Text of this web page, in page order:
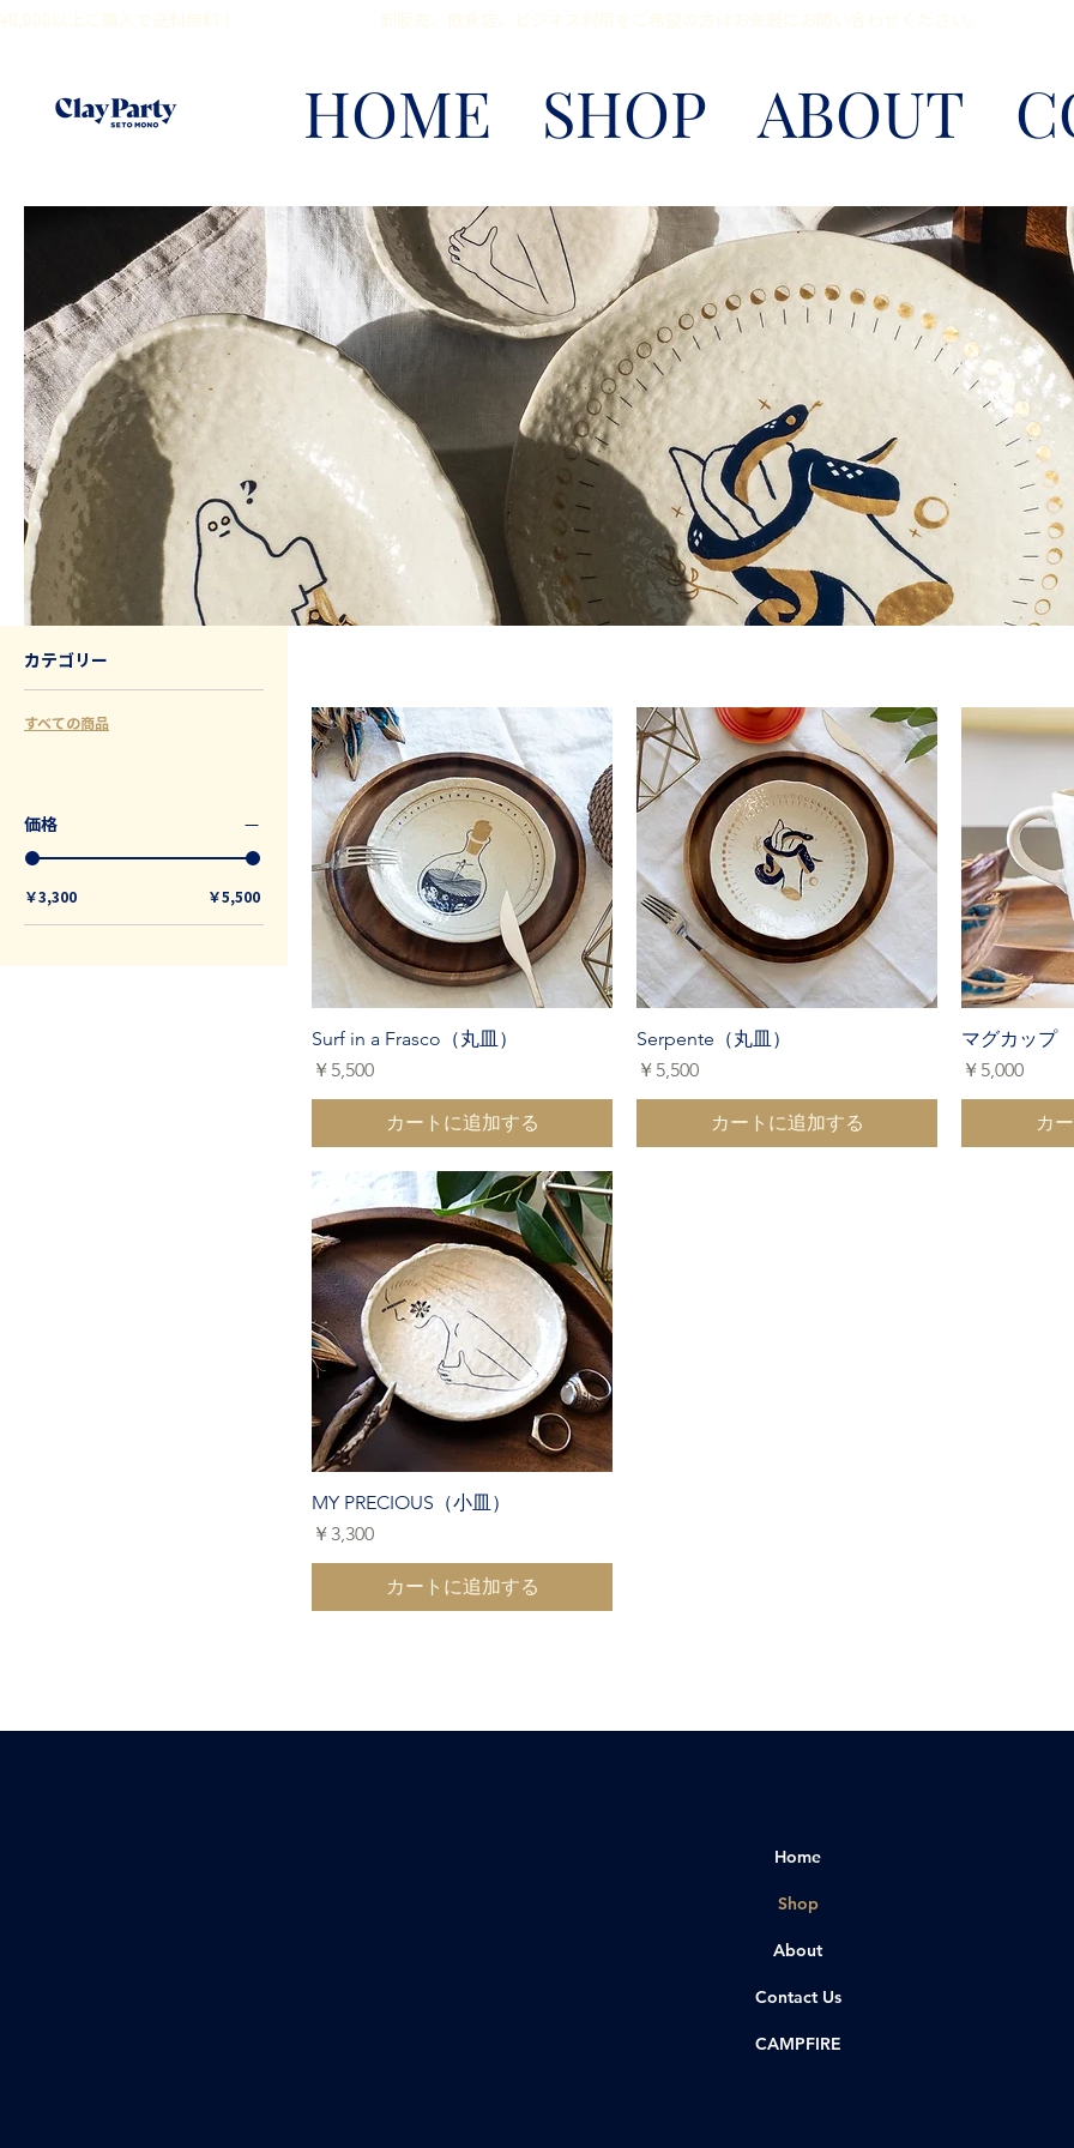
¥8,000以上ご購入で送料無料！                                        卸販売、飲食店、ビジネス利用をご希望の方はお気軽にお問い合わせく
HOME SHOP ABOUT
カテゴリー
すべての商品
価格
￥3,300 ￥5,500
Surf in a Frasco（丸皿）
価格
￥5,500
カートに追加する
Serpente（丸皿）
価格
￥5,500
カートに追加する
マグカップ
価格
￥5,000
カ
MY PRECIOUS（小皿）
価格
￥3,300
カートに追加する
Home
Shop
About
Contact Us
CAMPFIRE